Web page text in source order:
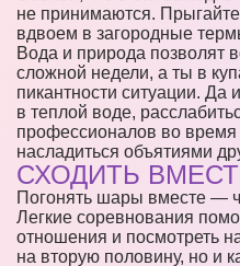
не принимаются.
вдвоем в загородные
Вода и природа позволят
сложной недели, а ты в
пикантности ситуации. Да
в теплой воде,
профессионалов во
насладиться объятиями
СХОДИТЬ
Погонять шары вместе —
Легкие соревнования
отношения и посмотреть
на вторую половину, но и